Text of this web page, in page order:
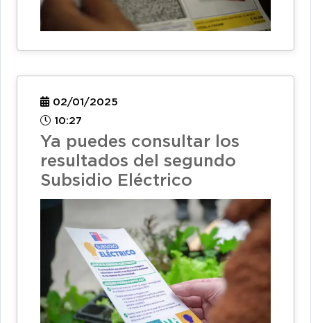
02/01/2025
10:27
Ya puedes consultar los
resultados del segundo
Subsidio Eléctrico